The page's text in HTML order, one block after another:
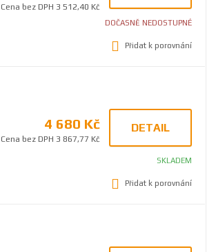
Cena bez DPH 3 512,40 Kč
DOČASNĚ NEDOSTUPNÉ
Přidat k porovnání
4 680 Kč
Cena bez DPH 3 867,77 Kč
DETAIL
SKLADEM
Přidat k porovnání